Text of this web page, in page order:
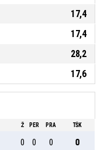
17,4
17,4
28,2
17,6
Ž PER PRA TŠK
0 0 0 0